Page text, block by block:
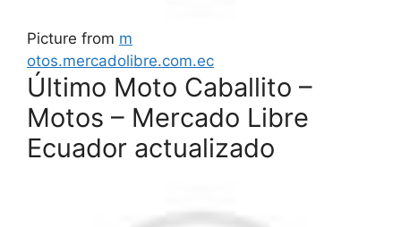
Picture from m
otos.mercadolibre.com.ec
Último Moto Caballito –
Motos – Mercado Libre
Ecuador actualizado